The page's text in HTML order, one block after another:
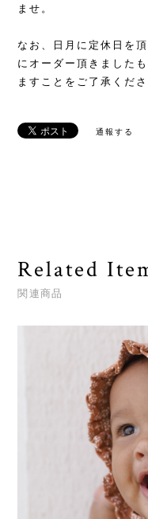
ませ。
なお、日月に定休日を
にオーダー頂きました
ますことをご了承くださ
通報する
Related
関連商品